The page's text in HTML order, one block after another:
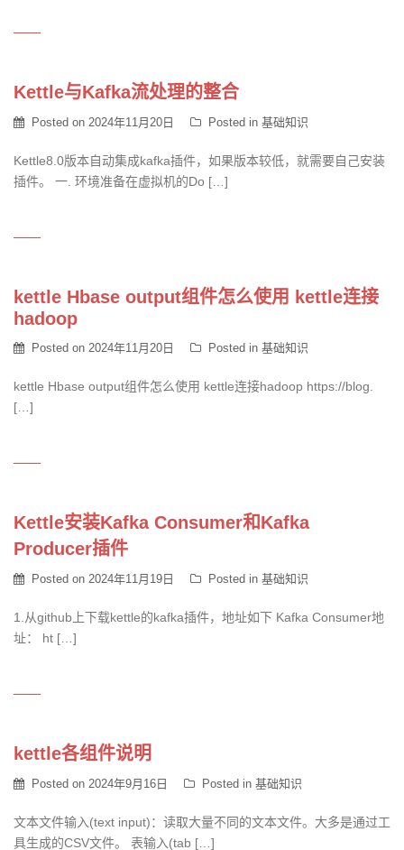
Kettle与Kafka流处理的整合
Posted on 2024年11月20日 Posted in 基础知识
Kettle8.0版本自动集成kafka插件，如果版本较低，就需要自己安装
插件。 一. 环境准备在虚拟机的Do […]
kettle Hbase output组件怎么使用 kettle连接
hadoop
Posted on 2024年11月20日 Posted in 基础知识
kettle Hbase output组件怎么使用 kettle连接hadoop https://blog.
[…]
Kettle安装Kafka Consumer和Kafka
Producer插件
Posted on 2024年11月19日 Posted in 基础知识
1.从github上下载kettle的kafka插件，地址如下 Kafka Consumer地
址： ht […]
kettle各组件说明
Posted on 2024年9月16日 Posted in 基础知识
文本文件输入(text input)：读取大量不同的文本文件。大多是通过工
具生成的CSV文件。 表输入(tab […]